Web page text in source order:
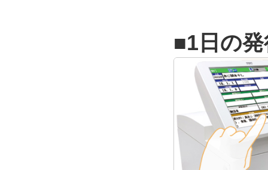
■1日の